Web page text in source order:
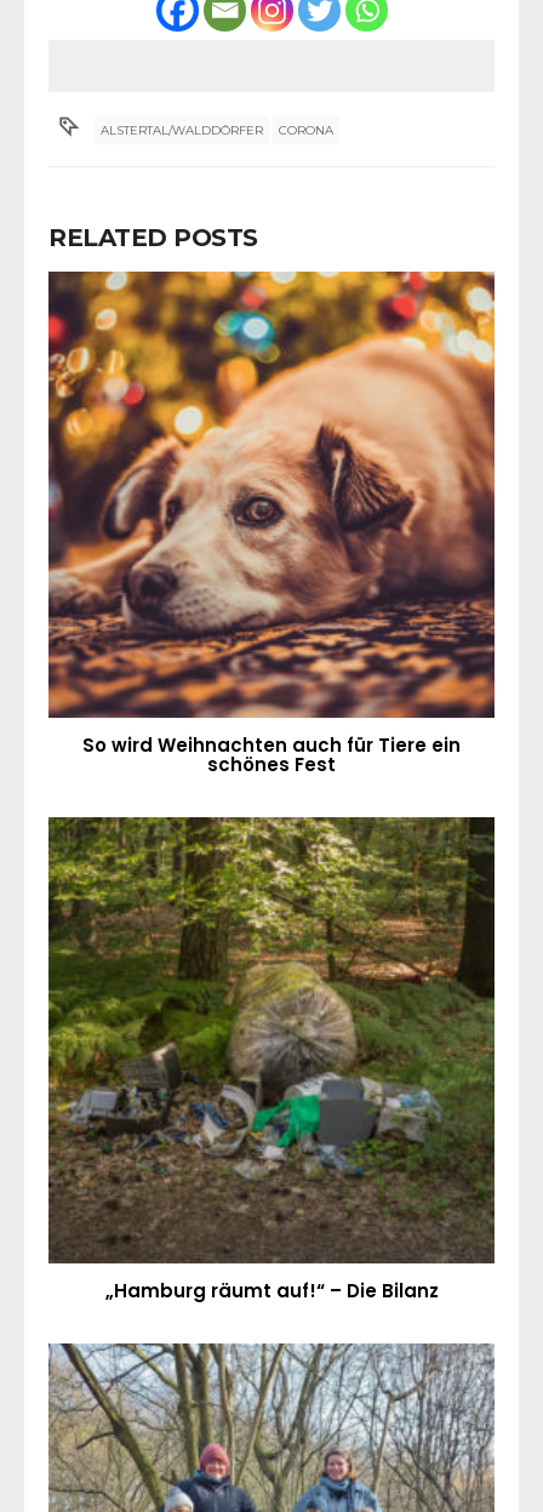
ALSTERTAL/WALDDÖRFER CORONA
RELATED POSTS
So wird Weihnachten auch für Tiere ein
schönes Fest
„Hamburg räumt auf!“ – Die Bilanz